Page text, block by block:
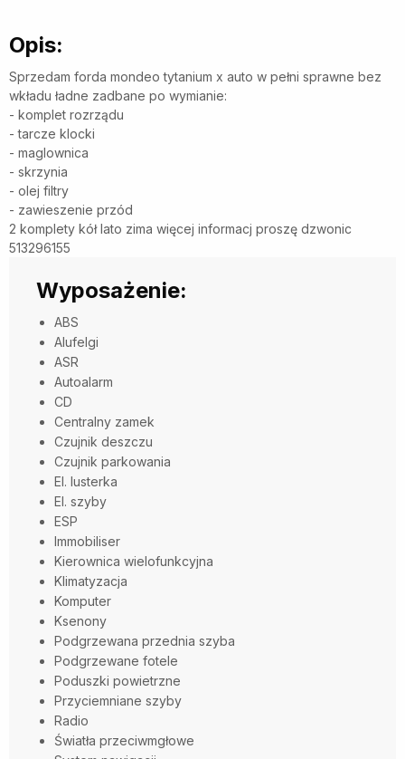
Opis:
Sprzedam forda mondeo tytanium x auto w pełni sprawne bez
wkładu ładne zadbane po wymianie:
- komplet rozrządu
- tarcze klocki
- maglownica
- skrzynia
- olej filtry
- zawieszenie przód
2 komplety kół lato zima więcej informacj proszę dzwonic
513296155
Wyposażenie:
ABS
Alufelgi
ASR
Autoalarm
CD
Centralny zamek
Czujnik deszczu
Czujnik parkowania
El. lusterka
El. szyby
ESP
Immobiliser
Kierownica wielofunkcyjna
Klimatyzacja
Komputer
Ksenony
Podgrzewana przednia szyba
Podgrzewane fotele
Poduszki powietrzne
Przyciemniane szyby
Radio
Światła przeciwmgłowe